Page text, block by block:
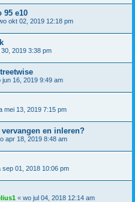
95 e10
okt 02, 2019 12:18 pm
30, 2019 3:38 pm
jun 16, 2019 9:49 am
mei 13, 2019 7:15 pm
en inleren?
apr 18, 2019 8:48 am
sep 01, 2018 10:06 pm
« wo jul 04, 2018 12:14 am